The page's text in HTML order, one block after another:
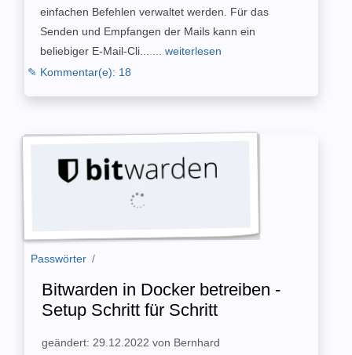
einfachen Befehlen verwaltet werden. Für das
Senden und Empfangen der Mails kann ein
beliebiger E-Mail-Cli...
... weiterlesen
✎ Kommentar(e): 18
Passwörter /
Bitwarden in Docker betreiben -
Setup Schritt für Schritt
geändert: 29.12.2022 von Bernhard